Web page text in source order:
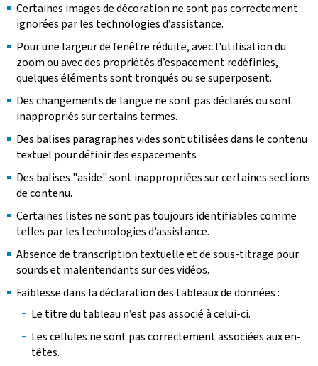
Certaines images de décoration ne sont pas correctement
ignorées par les technologies d’assistance.
Pour une largeur de fenêtre réduite, avec l'utilisation du
zoom ou avec des propriétés d’espacement redéfinies,
quelques éléments sont tronqués ou se superposent.
Des changements de langue ne sont pas déclarés ou sont
inappropriés sur certains termes.
Des balises paragraphes vides sont utilisées dans le contenu
textuel pour définir des espacements
Des balises "aside" sont inappropriées sur certaines sections
de contenu.
Certaines listes ne sont pas toujours identifiables comme
telles par les technologies d’assistance.
Absence de transcription textuelle et de sous-titrage pour
sourds et malentendants sur des vidéos.
Faiblesse dans la déclaration des tableaux de données :
Le titre du tableau n’est pas associé à celui-ci.
Les cellules ne sont pas correctement associées aux en-
têtes.